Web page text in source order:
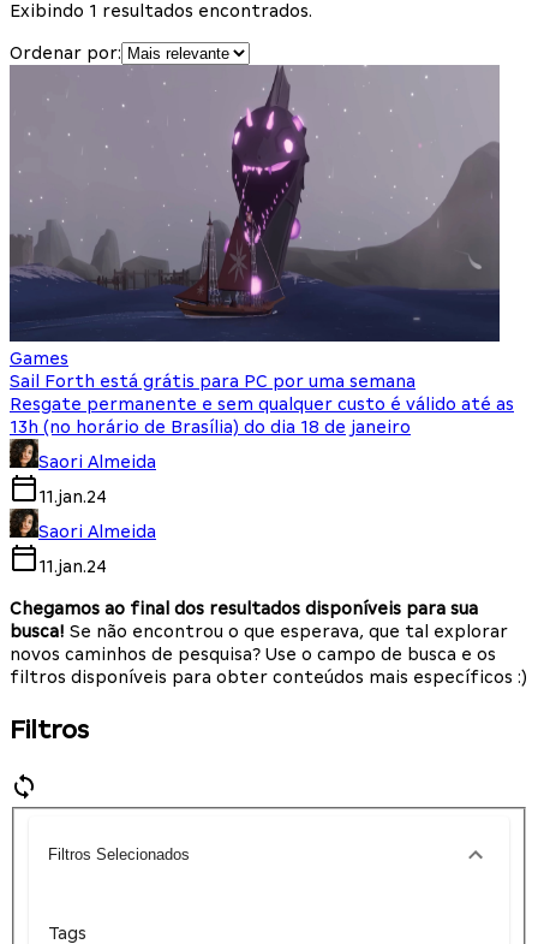
Exibindo 1 resultados encontrados.
Ordenar por:
Games
Sail Forth está grátis para PC por uma semana
Resgate permanente e sem qualquer custo é válido até as
13h (no horário de Brasília) do dia 18 de janeiro
Saori Almeida
11.jan.24
Saori Almeida
11.jan.24
Chegamos ao final dos resultados disponíveis para sua
busca! Se não encontrou o que esperava, que tal explorar
novos caminhos de pesquisa? Use o campo de busca e os
filtros disponíveis para obter conteúdos mais específicos :)
Filtros
Filtros Selecionados
Tags